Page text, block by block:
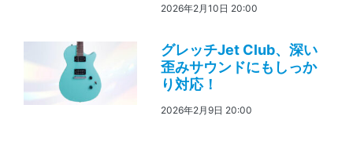
2026年2月10日 20:00
グレッチJet Club、深い
歪みサウンドにもしっか
り対応！
2026年2月9日 20:00